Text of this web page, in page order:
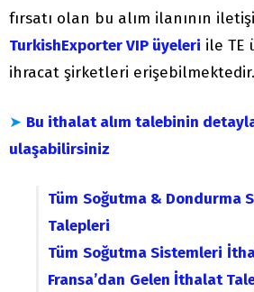
fırsatı olan bu alım ilanının
TurkishExporter VIP üyeleri ile TE
ihracat şirketleri erişebilmektedir.
➤ Bu ithalat alım talebinin
ulaşabilirsiniz
Tüm Soğutma & Dondurma
Talepleri
Tüm Soğutma Sistemleri
Fransa’dan Gelen İthalat